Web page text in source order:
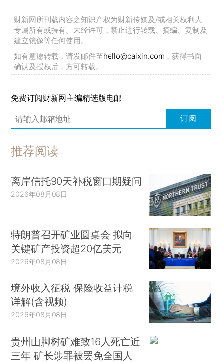
财新网所刊载内容之知识产权为财新传媒及/或相关权利人
专属所有或持有。未经许可，禁止进行转载、摘编、复制及
建立镜像等任何使用。
如有意愿转载，请发邮件至hello@caixin.com ，获得书面
确认及授权后，方可转载。
免费订阅财新网主编精选版电邮
订阅
推荐阅读
离岸信托90天补税窗口期疑问
2026年08月08日
特朗普召开矿业圆桌会 拟向
关键矿产投资超20亿美元
2026年08月08日
境外收入征税 保险收益计税
详解(含视频)
2026年08月08日
贵州山脚树矿难致16人死亡近
三年 矿长涉罪被罢免全国人